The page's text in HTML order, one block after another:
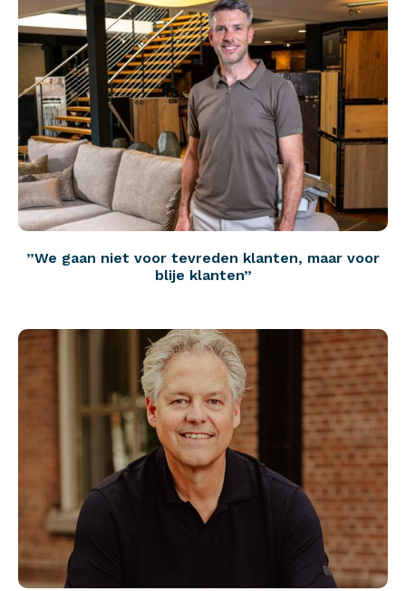
”We gaan niet voor tevreden klanten, maar voor
blije klanten”